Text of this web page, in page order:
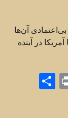
آن‌ها
در آینده
Print